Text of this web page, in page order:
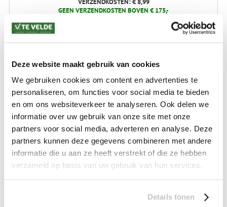
Deze website maakt gebruik van cookies
We gebruiken cookies om content en advertenties te
personaliseren, om functies voor social media te bieden
en om ons websiteverkeer te analyseren. Ook delen we
informatie over uw gebruik van onze site met onze
partners voor social media, adverteren en analyse. Deze
partners kunnen deze gegevens combineren met andere
informatie die u aan ze heeft verstrekt of die ze hebben
verzameld op basis van uw gebruik van hun services.
Details tonen
GEEN VERZENDKOSTEN BOVEN € 175,-
afwijkende tarieven en levertermijnen gelden. Deze staan vermeld bij de artikelen.
Kijk hier voor de ruilen-retourneren procedure
Waar is ons bedrijf gevestigd?
Drentse Poort 7
Nieuw Buinen (Stadskanaal)
+31 (0) 599-613946
info@tevelde.nl